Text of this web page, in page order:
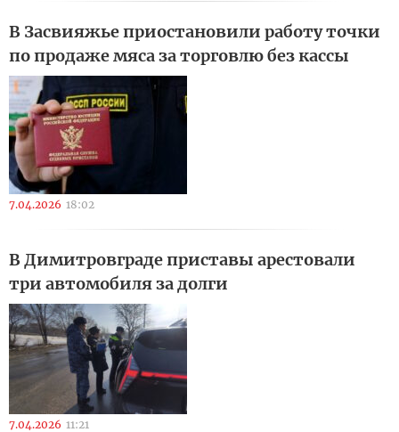
В Засвияжье приостановили работу точки
по продаже мяса за торговлю без кассы
7.04.2026 18:02
В Димитровграде приставы арестовали
три автомобиля за долги
7.04.2026 11:21